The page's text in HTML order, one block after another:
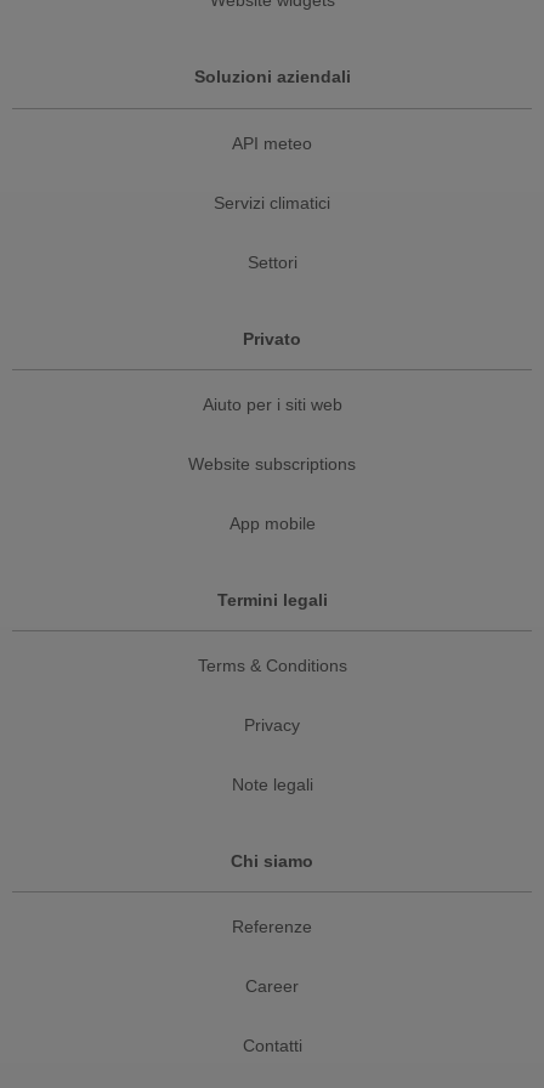
Soluzioni aziendali
API meteo
Servizi climatici
Settori
Privato
Aiuto per i siti web
Website subscriptions
App mobile
Termini legali
Terms & Conditions
Privacy
Note legali
Chi siamo
Referenze
Career
Contatti